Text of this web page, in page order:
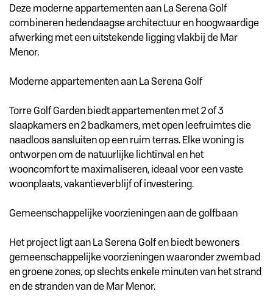
Deze moderne appartementen aan La Serena Golf
combineren hedendaagse architectuur en hoogwaardige
afwerking met een uitstekende ligging vlakbij de Mar
Menor.
Moderne appartementen aan La Serena Golf
Torre Golf Garden biedt appartementen met 2 of 3
slaapkamers en 2 badkamers, met open leefruimtes die
naadloos aansluiten op een ruim terras. Elke woning is
ontworpen om de natuurlijke lichtinval en het
wooncomfort te maximaliseren, ideaal voor een vaste
woonplaats, vakantieverblijf of investering.
Gemeenschappelijke voorzieningen aan de golfbaan
Het project ligt aan La Serena Golf en biedt bewoners
gemeenschappelijke voorzieningen waaronder zwembad
en groene zones, op slechts enkele minuten van het strand
en de stranden van de Mar Menor.